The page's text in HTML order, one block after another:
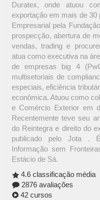
Duratex, onde atuou
exportação em mais de
Empresarial pela
prospecção, abertura de
vendas, trading e
atua como executiva na
de empresas big 4
multisetoriais de
especiais, eficiência
econômica. Atuou como
e Comércio Exterior em
Recentemente teve seu
do Reintegra e direito do
publicado pelo Jota .
Informação sem
Estácio de Sá.
4.6 classificação média
2876 avaliações
42 cursos